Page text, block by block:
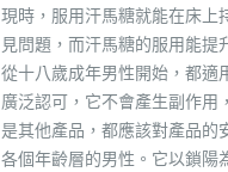
現時，服用汗馬糖就能在床上
見問題，而汗馬糖的服用能提
從十八歲成年男性開始，都適
廣泛認可，它不會產生副作
是其他產品，都應該對產品
各個年齡層的男性。它以鎖陽